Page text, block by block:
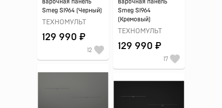
варочная панель
Smeg SI964 (Черный)
ТЕХНОМУЛЬТ
129 990 ₽
12
варочная панель
Smeg SI964
(Кремовый)
ТЕХНОМУЛЬТ
129 990 ₽
17